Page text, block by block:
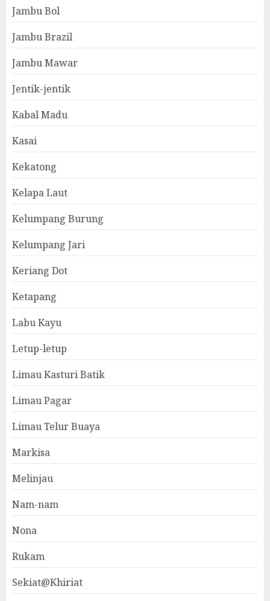
Jambu Bol
Jambu Brazil
Jambu Mawar
Jentik-jentik
Kabal Madu
Kasai
Kekatong
Kelapa Laut
Kelumpang Burung
Kelumpang Jari
Keriang Dot
Ketapang
Labu Kayu
Letup-letup
Limau Kasturi Batik
Limau Pagar
Limau Telur Buaya
Markisa
Melinjau
Nam-nam
Nona
Rukam
Sekiat@Khiriat